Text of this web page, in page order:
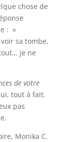
chose de
: »
sa tombe.
je ne
de votre
tout à fait.
pas
Monika C.